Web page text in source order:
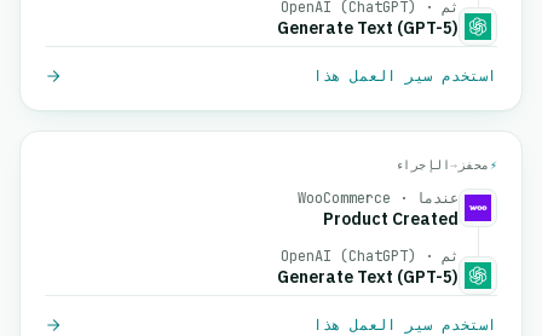
ثم · OpenAI (ChatGPT)
Generate Text (GPT-5)
استخدم سير العمل هذا
⚡ محفز →الإجراء
عندما · WooCommerce
Product Created
ثم · OpenAI (ChatGPT)
Generate Text (GPT-5)
استخدم سير العمل هذا